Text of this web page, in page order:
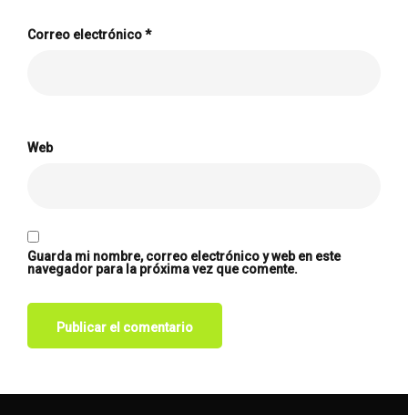
Correo electrónico*
Web
Guarda mi nombre, correo electrónico y web en este
navegador para la próxima vez que comente.